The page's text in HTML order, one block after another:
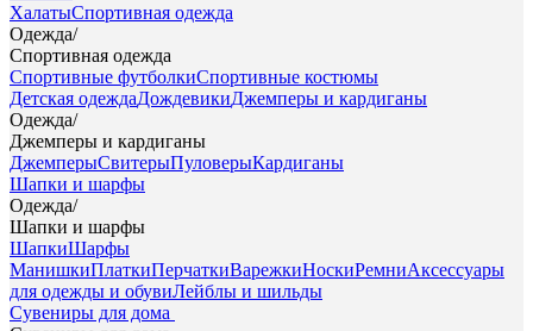
ХалатыСпортивная одежда
Одежда/
Спортивная одежда
Спортивные футболкиСпортивные костюмы
Детская одеждаДождевикиДжемперы и кардиганы
Одежда/
Джемперы и кардиганы
ДжемперыСвитерыПуловерыКардиганы
Шапки и шарфы
Одежда/
Шапки и шарфы
ШапкиШарфы
МанишкиПлаткиПерчаткиВарежкиНоскиРемниАксессуары
для одежды и обувиЛейблы и шильды
Сувениры для дома